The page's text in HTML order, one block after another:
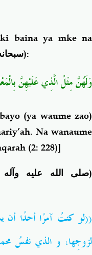
baina ya mke na
):
وَلَهُنَّ مِثْلُ الَّذِي عَلَيْهِنَّ
(ya waume zao)
Na wanaume
(2: 228)]
صلى الله عليه)
((لو كنتُ آمرًا أحدًا أن
لزوجِها، و الذي نفسُ